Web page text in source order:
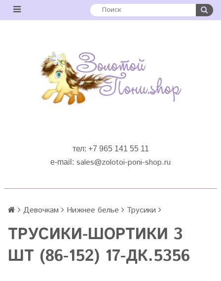
тел: +7 965 141 55 11
e-mail: sales@zolotoi-poni-shop.ru
Девочкам Нижнее белье Трусики
ТРУСИКИ-ШОРТИКИ 3
ШТ (86-152) 17-ДК.5356